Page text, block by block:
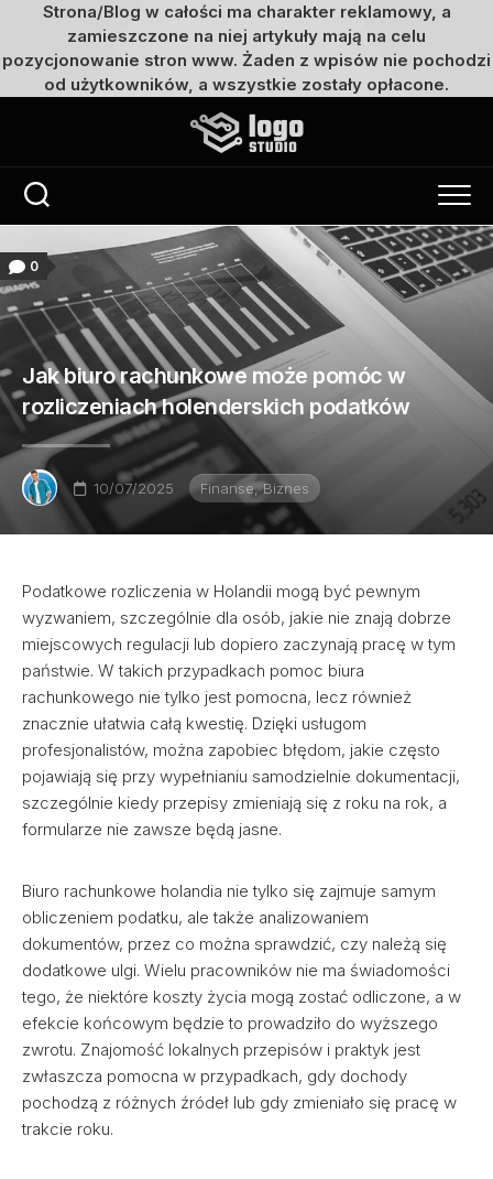
Strona/Blog w całości ma charakter reklamowy, a
zamieszczone na niej artykuły mają na celu
pozycjonowanie stron www. Żaden z wpisów nie pochodzi
od użytkowników, a wszystkie zostały opłacone.
0
Jak biuro rachunkowe może pomóc w
rozliczeniach holenderskich podatków
10/07/2025 Finanse, Biznes
Podatkowe rozliczenia w Holandii mogą być pewnym
wyzwaniem, szczególnie dla osób, jakie nie znają dobrze
miejscowych regulacji lub dopiero zaczynają pracę w tym
państwie. W takich przypadkach pomoc biura
rachunkowego nie tylko jest pomocna, lecz również
znacznie ułatwia całą kwestię. Dzięki usługom
profesjonalistów, można zapobiec błędom, jakie często
pojawiają się przy wypełnianiu samodzielnie dokumentacji,
szczególnie kiedy przepisy zmieniają się z roku na rok, a
formularze nie zawsze będą jasne.
Biuro rachunkowe holandia nie tylko się zajmuje samym
obliczeniem podatku, ale także analizowaniem
dokumentów, przez co można sprawdzić, czy należą się
dodatkowe ulgi. Wielu pracowników nie ma świadomości
tego, że niektóre koszty życia mogą zostać odliczone, a w
efekcie końcowym będzie to prowadziło do wyższego
zwrotu. Znajomość lokalnych przepisów i praktyk jest
zwłaszcza pomocna w przypadkach, gdy dochody
pochodzą z różnych źródeł lub gdy zmieniało się pracę w
trakcie roku.